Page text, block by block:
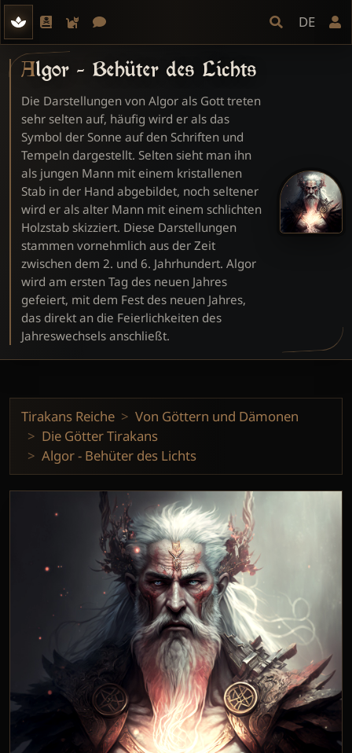
DE
Algor - Behüter des Lichts
Die Darstellungen von Algor als Gott treten
sehr selten auf, häufig wird er als das
Symbol der Sonne auf den Schriften und
Tempeln dargestellt. Selten sieht man ihn
als jungen Mann mit einem kristallenen
Stab in der Hand abgebildet, noch seltener
wird er als alter Mann mit einem schlichten
Holzstab skizziert. Diese Darstellungen
stammen vornehmlich aus der Zeit
zwischen dem 2. und 6. Jahrhundert. Algor
wird am ersten Tag des neuen Jahres
gefeiert, mit dem Fest des neuen Jahres,
das direkt an die Feierlichkeiten des
Jahreswechsels anschließt.
Tirakans Reiche
Von Göttern und Dämonen
Die Götter Tirakans
Algor - Behüter des Lichts